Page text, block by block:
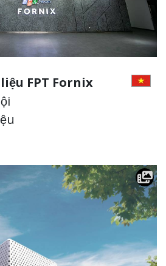
FPT Fornix